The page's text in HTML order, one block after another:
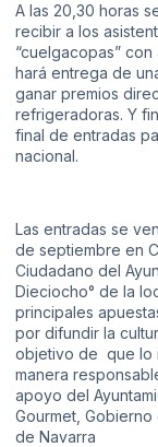
A las 20,30 horas
recibir a los
“cuelgacopas”
hará entrega de
ganar premios
refrigeradoras. Y
final de entradas
nacional.
Las entradas se
de septiembre en
Ciudadano del
Dieciocho° de la
principales
por difundir la
objetivo de que lo
manera
apoyo del
Gourmet,
de Navarra